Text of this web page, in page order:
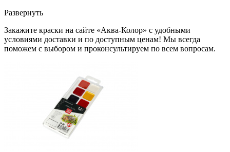
Развернуть
Закажите краски на сайте «Аква-Колор» с удобными
условиями доставки и по доступным ценам! Мы всегда
поможем с выбором и проконсультируем по всем вопросам.